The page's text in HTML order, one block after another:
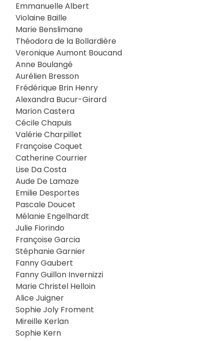
Emmanuelle Albert
Violaine Baille
Marie Benslimane
Théodora de la Bollardière
Veronique Aumont Boucand
Anne Boulangé
Aurélien Bresson
Frédérique Brin Henry
Alexandra Bucur-Girard
Marion Castera
Cécile Chapuis
Valérie Charpillet
Françoise Coquet
Catherine Courrier
Lise Da Costa
Aude De Lamaze
Emilie Desportes
Pascale Doucet
Mélanie Engelhardt
Julie Fiorindo
Françoise Garcia
Stéphanie Garnier
Fanny Gaubert
Fanny Guillon Invernizzi
Marie Christel Helloin
Alice Juigner
Sophie Joly Froment
Mireille Kerlan
Sophie Kern